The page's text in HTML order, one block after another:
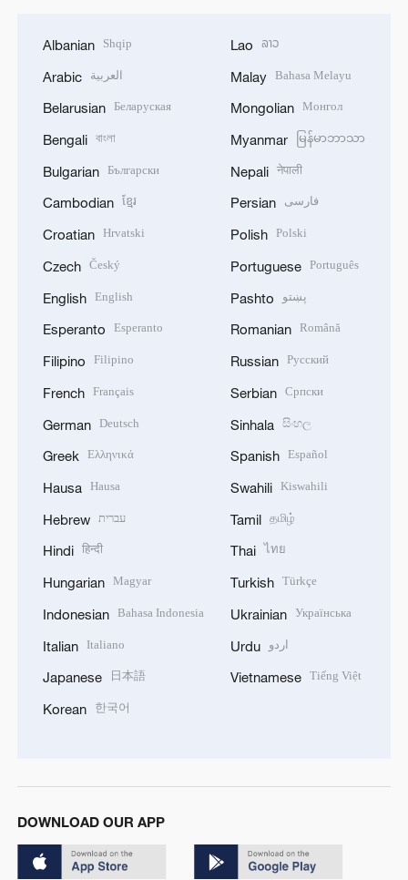
Albanian Shqip
Arabic العربية
Belarusian Беларуская
Bengali বাংলা
Bulgarian Български
Cambodian ខ្មែរ
Croatian Hrvatski
Czech Český
English English
Esperanto Esperanto
Filipino Filipino
French Français
German Deutsch
Greek Ελληνικά
Hausa Hausa
Hebrew עברית
Hindi हिन्दी
Hungarian Magyar
Indonesian Bahasa Indonesia
Italian Italiano
Japanese 日本語
Korean 한국어
Lao ລາວ
Malay Bahasa Melayu
Mongolian Монгол
Myanmar မြန်မာဘာသာ
Nepali नेपाली
Persian فارسی
Polish Polski
Portuguese Português
Pashto پښتو
Romanian Română
Russian Русский
Serbian Српски
Sinhala සිංහල
Spanish Español
Swahili Kiswahili
Tamil தமிழ்
Thai ไทย
Turkish Türkçe
Ukrainian Українська
Urdu اردو
Vietnamese Tiếng Việt
DOWNLOAD OUR APP